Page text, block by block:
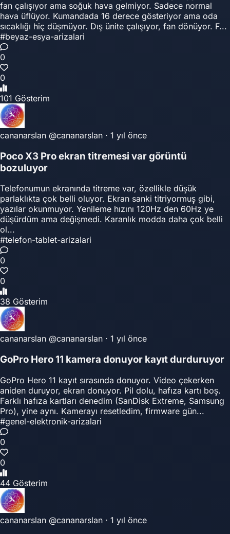
fan çalışıyor ama soğuk hava gelmiyor. Sadece normal
hava üflüyor. Kumandada 16 derece gösteriyor ama oda
sıcaklığı hiç düşmüyor. Dış ünite çalışıyor, fan dönüyor. F...
#beyaz-esya-arizalari
0
0
101 Gösterim
cananarslan @cananarslan · 1 yıl önce
Poco X3 Pro ekran titremesi var görüntü
bozuluyor
Telefonumun ekranında titreme var, özellikle düşük
parlaklıkta çok belli oluyor. Ekran sanki titriyormuş gibi,
yazılar okunmuyor. Yenileme hızını 120Hz den 60Hz ye
düşürdüm ama değişmedi. Karanlık modda daha çok belli
ol...
#telefon-tablet-arizalari
0
0
38 Gösterim
cananarslan @cananarslan · 1 yıl önce
GoPro Hero 11 kamera donuyor kayıt durduruyor
GoPro Hero 11 kayıt sırasında donuyor. Video çekerken
aniden duruyor, ekran donuyor. Pil dolu, hafıza kartı boş.
Farklı hafıza kartları denedim (SanDisk Extreme, Samsung
Pro), yine aynı. Kamerayı resetledim, firmware gün...
#genel-elektronik-arizalari
0
0
44 Gösterim
cananarslan @cananarslan · 1 yıl önce